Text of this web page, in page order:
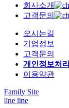
회사소개
고객문의
오시는길
기업정보
고객문의
개인정보처
이용약관
Family Site
line line